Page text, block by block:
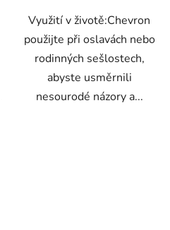
Využití v životě:Chevron
použijte při oslavách nebo
rodinných sešlostech,
abyste usměrnili
nesourodé názory a...